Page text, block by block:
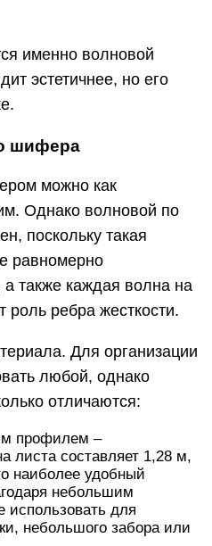
именно волновой
эстетичнее, но его
шифера
можно как
Однако волновой по
поскольку такая
равномерно
а также каждая волна на
роль ребра жесткости.
Для организации
любой, однако
отличаются:
профилем –
листа составляет 1,28 м,
наиболее удобный
небольшим
использовать для
небольшого забора или